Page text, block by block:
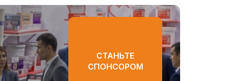
СТАНЬТЕ
СПОНСОРОМ